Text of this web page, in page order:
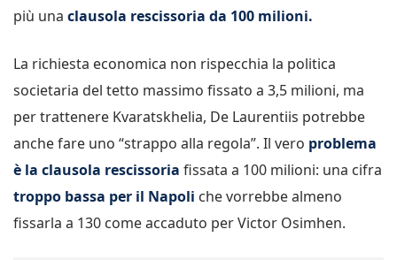
più una clausola rescissoria da 100 milioni.
La richiesta economica non rispecchia la politica
societaria del tetto massimo fissato a 3,5 milioni, ma
per trattenere Kvaratskhelia, De Laurentiis potrebbe
anche fare uno “strappo alla regola”. Il vero problema
è la clausola rescissoria fissata a 100 milioni: una cifra
troppo bassa per il Napoli che vorrebbe almeno
fissarla a 130 come accaduto per Victor Osimhen.